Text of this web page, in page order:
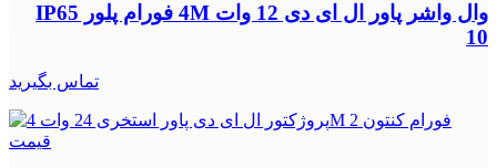
وال واشر پاور ال ای دی 12 وات 4M فورام پلور IP65
10
تماس بگیرید